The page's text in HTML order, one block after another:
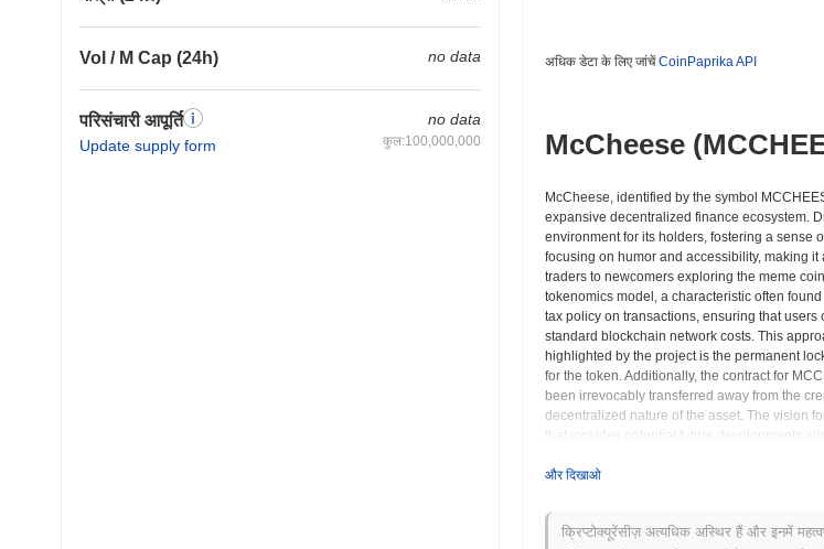
Vol / M Cap (24h) no data
परिसंचारी आपूर्ति
Update supply form
no data
कुल:100,000,000
अधिक डेटा के लिए जांचेंCoinPaprika API
McCheese
McCheese, identified by the symbol
expansive decentralized finance ecosystem.
environment for its holders, fostering a sense
focusing on humor and accessibility, making
traders to newcomers exploring the meme
tokenomics model, a characteristic often
tax policy on transactions, ensuring that
standard blockchain network costs. This
highlighted by the project is the permanent
for the token. Additionally, the contract for
been irrevocably transferred away from the
decentralized nature of the asset. The vision
that includes potential future developments
or decentralized application. Such initiatives,
grow into a recognized and significant meme
delivering an entertaining and trustworthy
और दिखाओ
क्रिप्टोक्यूरेंसीज़ अत्यधिक अस्थिर हैं और इनमें